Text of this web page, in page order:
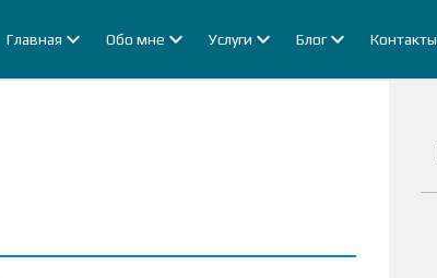
Главная Обо мне Услуги Блог Контакты